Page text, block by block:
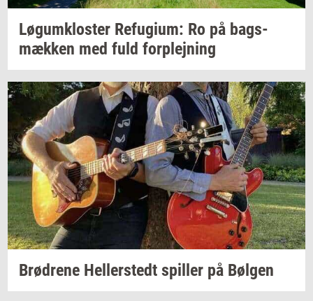
Løgum­klo­ster Re­fu­gi­um: Ro på bags­
mæk­ken med fuld for­plej­ning
Brød­re­ne Hel­ler­stedt spil­ler på Bøl­gen